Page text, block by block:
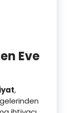
Eve
,